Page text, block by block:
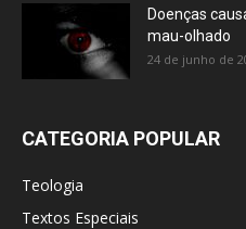
Doenças
mau-olhado
24 de junho de
CATEGORIA POPULAR
Teologia
Textos Especiais